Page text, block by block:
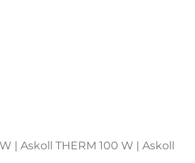
| Askoll THERM 100 W | Askoll